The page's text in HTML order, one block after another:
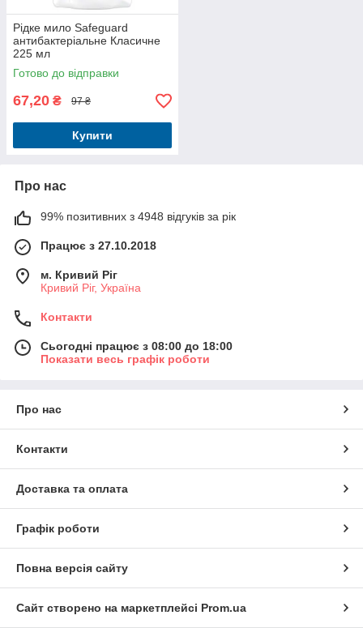
Рідке мило Safeguard
антибактеріальне Класичне
225 мл
Готово до відправки
67,20 ₴ 97 ₴
Купити
Про нас
99% позитивних з 4948 відгуків за рік
Працює з 27.10.2018
м. Кривий Ріг
Кривий Ріг, Україна
Контакти
Сьогодні працює з 08:00 до 18:00
Показати весь графік роботи
Про нас
Контакти
Доставка та оплата
Графік роботи
Повна версія сайту
Сайт створено на маркетплейсі Prom.ua